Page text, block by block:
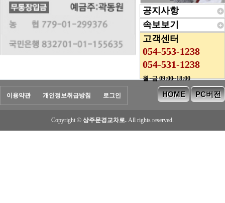
공지사항
속보보기
고객센터
054-553-1238
054-531-1238
월~금 09:00~18:00
이용약관 개인정보취급방침 로그인 HOME PC버전
Copyright © 상주문경교차로. All rights reserved.